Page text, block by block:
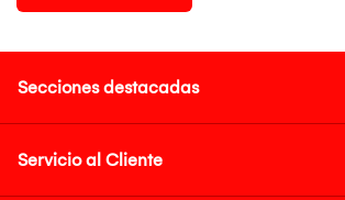
Secciones destacadas
Servicio al Cliente